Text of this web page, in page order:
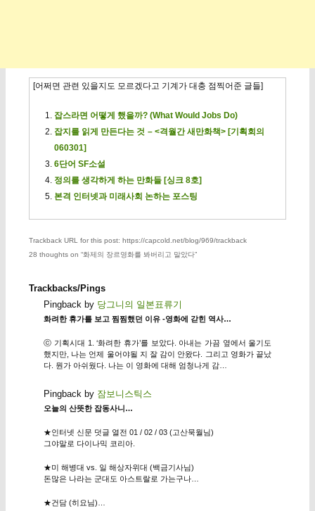
[어쩌면 관련 있을지도 모르겠다고 기계가 대충 점찍어준 글들]
잡스라면 어떻게 했을까? (What Would Jobs Do)
잡지를 읽게 만든다는 것 – <격월간 새만화책> [기획회의
060301]
6단어 SF소설
정의를 생각하게 하는 만화들 [싱크 8호]
본격 인터넷과 미래사회 논하는 포스팅
Trackback URL for this post: https://capcold.net/blog/969/trackback
28 thoughts on “화제의 장르영화를 봐버리고 말았다”
Trackbacks/Pings
Pingback by 당그니의 일본표류기
화려한 휴가를 보고 찜찜했던 이유 -영화에 갇힌 역사…
ⓒ 기획시대 1. ‘화려한 휴가’를 보았다. 아내는 가끔 옆에서 울기도
했지만, 나는 언제 울어야될 지 잘 감이 안왔다. 그리고 영화가 끝났
다. 뭔가 아쉬웠다. 나는 이 영화에 대해 엄청나게 감…
Pingback by 잠보니스틱스
오늘의 산뜻한 잡동사니…
★인터넷 신문 덧글 열전 01 / 02 / 03 (고산묵월님)
그야말로 다이나믹 코리아.
★미 해병대 vs. 일 해상자위대 (백금기사님)
돈많은 나라는 군대도 아스트랄로 가는구나…
★건담 (히요님)…